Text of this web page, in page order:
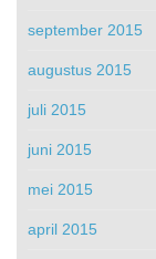
september 2015
augustus 2015
juli 2015
juni 2015
mei 2015
april 2015